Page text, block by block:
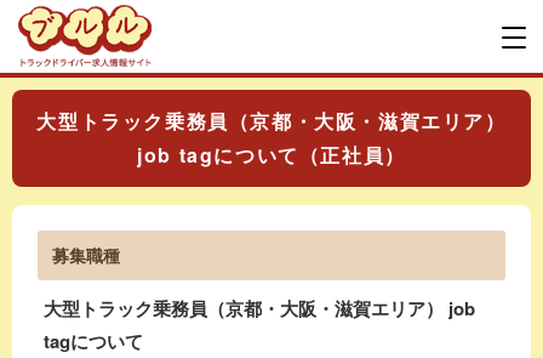
大型トラック乗務員（京都・大阪・滋賀エリア）
job tagについて（正社員）
募集職種
大型トラック乗務員（京都・大阪・滋賀エリア） job
tagについて